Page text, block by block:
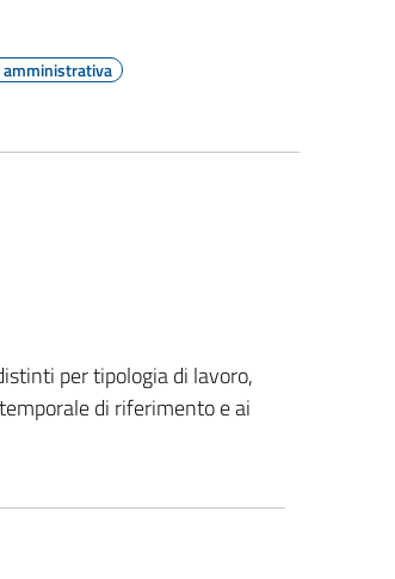
amministrativa
per tipologia di lavoro,
di riferimento e ai